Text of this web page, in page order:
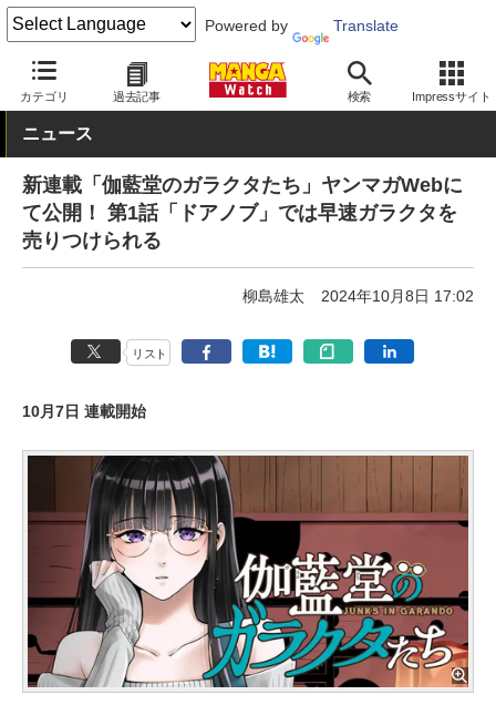
Powered by Translate
カテゴリ 過去記事 検索 Impressサイト
MANGA Watch 新連載
ニュース
新連載「伽藍堂のガラクタたち」ヤンマガWebに
て公開！ 第1話「ドアノブ」では早速ガラクタを
売りつけられる
柳島雄太 2024年10月8日 17:02
リスト
10月7日 連載開始